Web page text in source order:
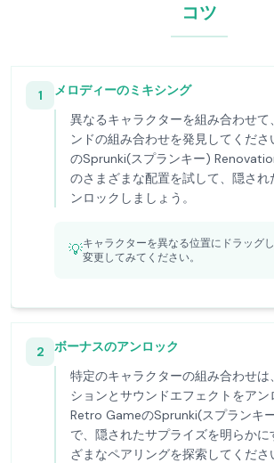
コツ
1
メロディーのミキシング
異なるキャラクターを組み合わせて
ンドの組み合わせを発見してくだ
のSprunki(スプランキー)
のさまざまな配置を試して、隠され
ンロックしましょう。
💡キャラクターを異なる位置にドラッグ
変更してみてください。
2
ボーナスのアンロック
特定のキャラクターの組み合わせは
ションとサウンドエフェクトをアン
Retro GameのSprunki(スプランキ
で、隠されたサプライズを明らかに
ざまなペアリングを探索してくださ